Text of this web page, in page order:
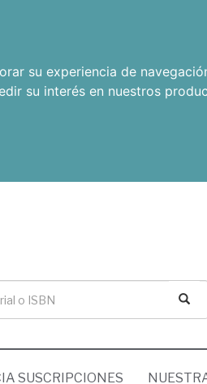
su experiencia de
su interés en nuestros
SUSCRIPCIONES